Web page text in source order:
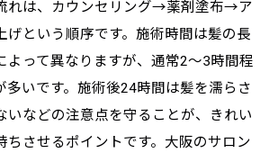
れは、カウンセリング→薬剤塗布→ア
という順序です。施術時間は髪の長
よって異なりますが、通常2〜3時間程
多いです。施術後24時間は髪を濡らさ
いなどの注意点を守ることが、きれい
ちさせるポイントです。大阪のサロン